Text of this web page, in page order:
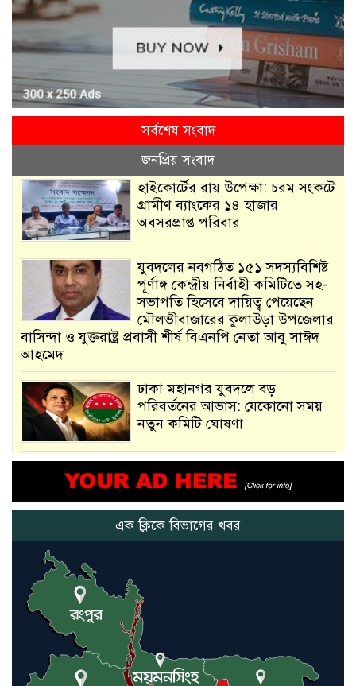
সর্বশেষ সংবাদ
জনপ্রিয় সংবাদ
হাইকোর্টের রায় উপেক্ষা: চরম সংকটে
গ্রামীণ ব্যাংকের ১৪ হাজার
অবসরপ্রাপ্ত পরিবার
যুবদলের নবগঠিত ১৫১ সদস্যবিশিষ্ট
পূর্ণাঙ্গ কেন্দ্রীয় নির্বাহী কমিটিতে সহ-
সভাপতি হিসেবে দায়িত্ব পেয়েছেন
মৌলভীবাজারের কুলাউড়া উপজেলার
বাসিন্দা ও যুক্তরাষ্ট্র প্রবাসী শীর্ষ বিএনপি নেতা আবু সাঈদ
আহমেদ
ঢাকা মহানগর যুবদলে বড়
পরিবর্তনের আভাস: যেকোনো সময়
নতুন কমিটি ঘোষণা
মানুষের উপকার হয় : প্রধানমন্ত্রী
যুক্তরাষ্ট্র ও ইসরায়েল বাদে হরমুজ
প্রণালি সবার জন্য উন্মুক্ত: আরাকচি
এক ক্লিকে বিভাগের খবর